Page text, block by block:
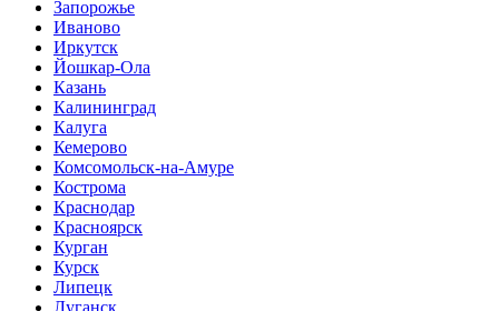
Запорожье
Иваново
Иркутск
Йошкар-Ола
Казань
Калининград
Калуга
Кемерово
Комсомольск-на-Амуре
Кострома
Краснодар
Красноярск
Курган
Курск
Липецк
Луганск